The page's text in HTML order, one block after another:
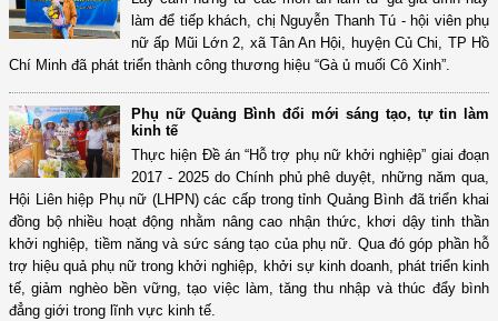
làm để tiếp khách, chị Nguyễn Thanh Tú - hội viên phụ
nữ ấp Mũi Lớn 2, xã Tân An Hội, huyện Củ Chi, TP Hồ
Chí Minh đã phát triển thành công thương hiệu “Gà ủ muối Cô Xinh”.
Phụ nữ Quảng Bình đổi mới sáng tạo, tự tin làm
kinh tế
Thực hiện Đề án “Hỗ trợ phụ nữ khởi nghiệp” giai đoạn
2017 - 2025 do Chính phủ phê duyệt, những năm qua,
Hội Liên hiệp Phụ nữ (LHPN) các cấp trong tỉnh Quảng Bình đã triển khai
đồng bộ nhiều hoạt động nhằm nâng cao nhận thức, khơi dậy tinh thần
khởi nghiệp, tiềm năng và sức sáng tạo của phụ nữ. Qua đó góp phần hỗ
trợ hiệu quả phụ nữ trong khởi nghiệp, khởi sự kinh doanh, phát triển kinh
tế, giảm nghèo bền vững, tạo việc làm, tăng thu nhập và thúc đẩy bình
đẳng giới trong lĩnh vực kinh tế.